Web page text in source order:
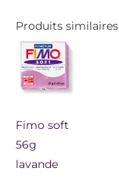
Produits similaires
Fimo soft
56g
lavande